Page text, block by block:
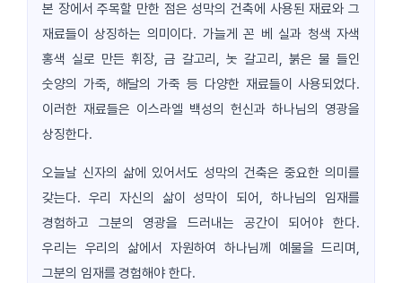
본 장에서 주목할 만한 점은 성막의 건축에 사용된 재료와 그
재료들이 상징하는 의미이다. 가늘게 꼰 베 실과 청색 자색
홍색 실로 만든 휘장, 금 갈고리, 놋 갈고리, 붉은 물 들인
숫양의 가죽, 해달의 가죽 등 다양한 재료들이 사용되었다.
이러한 재료들은 이스라엘 백성의 헌신과 하나님의 영광을
상징한다.
오늘날 신자의 삶에 있어서도 성막의 건축은 중요한 의미를
갖는다. 우리 자신의 삶이 성막이 되어, 하나님의 임재를
경험하고 그분의 영광을 드러내는 공간이 되어야 한다.
우리는 우리의 삶에서 자원하여 하나님께 예물을 드리며,
그분의 임재를 경험해야 한다.